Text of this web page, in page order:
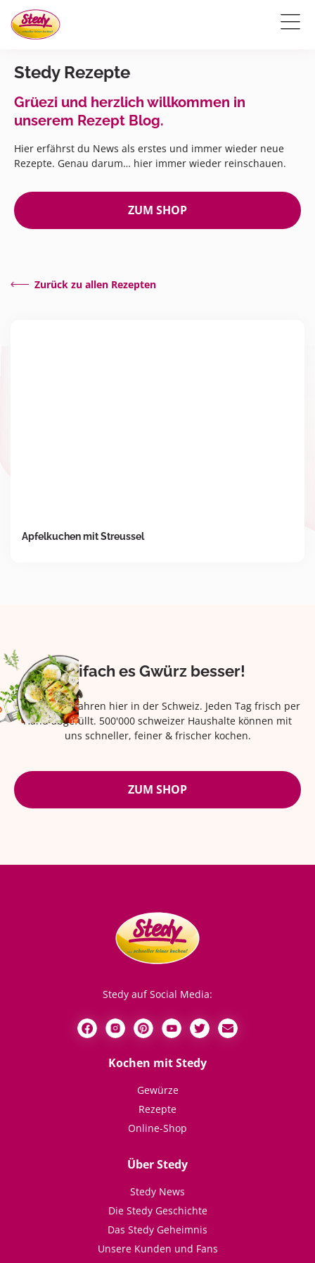
Stedy Rezepte
Grüezi und herzlich willkommen in
unserem Rezept Blog.
Hier erfährst du News als erstes und immer wieder neue
Rezepte. Genau darum… hier immer wieder reinschauen.
ZUM SHOP
Zurück zu allen Rezepten
Apfelkuchen mit Streussel
Eifach es Gwürz besser!
Seit über 42 Jahren hier in der Schweiz. Jeden Tag frisch per
Hand abgefüllt. 500'000 schweizer Haushalte können mit
uns schneller, feiner & frischer kochen.
ZUM SHOP
Stedy auf Social Media:
Kochen mit Stedy
Gewürze
Rezepte
Online-Shop
Über Stedy
Stedy News
Die Stedy Geschichte
Das Stedy Geheimnis
Unsere Kunden und Fans